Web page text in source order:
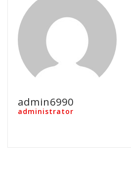
admin6990
administrator